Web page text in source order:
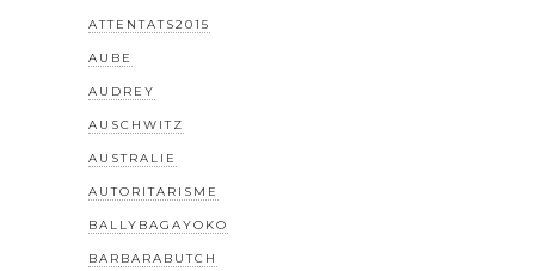
ATTENTATS2015
AUBE
AUDREY
AUSCHWITZ
AUSTRALIE
AUTORITARISME
BALLYBAGAYOKO
BARBARABUTCH